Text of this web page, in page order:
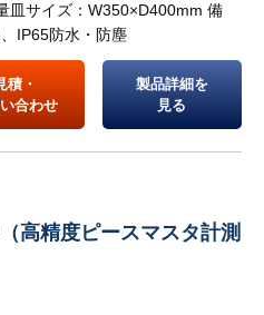
サイズ：W350×D400mm 備
IP65防水・防塵
積・
合わせ
製品詳細を
見る
高精度ピースマスタ計測